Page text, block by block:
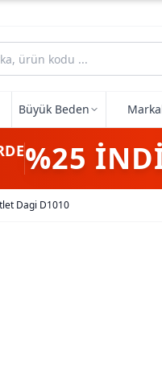
Büyük Beden
%25
Dagi D1010